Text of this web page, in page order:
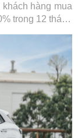
hàng mua
trong 12 tháng